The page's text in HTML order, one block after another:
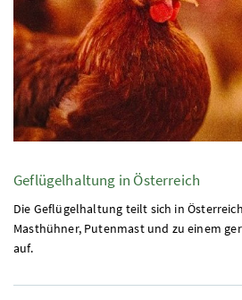
Geflügelhaltung in Österreich
Die Geflügelhaltung teilt sich in
Masthühner, Putenmast und zu einem
auf.